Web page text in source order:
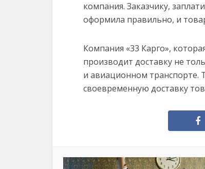
компания. Заказчику,
оформила правильно, и
Компания «33 Карго»,
производит доставку не
и авиационном транспорте.
своевременную доставку